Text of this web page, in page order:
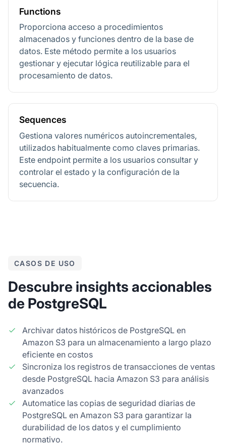
Functions
Proporciona acceso a procedimientos
almacenados y funciones dentro de la base de
datos. Este método permite a los usuarios
gestionar y ejecutar lógica reutilizable para el
procesamiento de datos.
Sequences
Gestiona valores numéricos autoincrementales,
utilizados habitualmente como claves primarias.
Este endpoint permite a los usuarios consultar y
controlar el estado y la configuración de la
secuencia.
CASOS DE USO
Descubre insights accionables
de PostgreSQL
Archivar datos históricos de PostgreSQL en
Amazon S3 para un almacenamiento a largo plazo
eficiente en costos
Sincroniza los registros de transacciones de ventas
desde PostgreSQL hacia Amazon S3 para análisis
avanzados
Automatice las copias de seguridad diarias de
PostgreSQL en Amazon S3 para garantizar la
durabilidad de los datos y el cumplimiento
normativo.